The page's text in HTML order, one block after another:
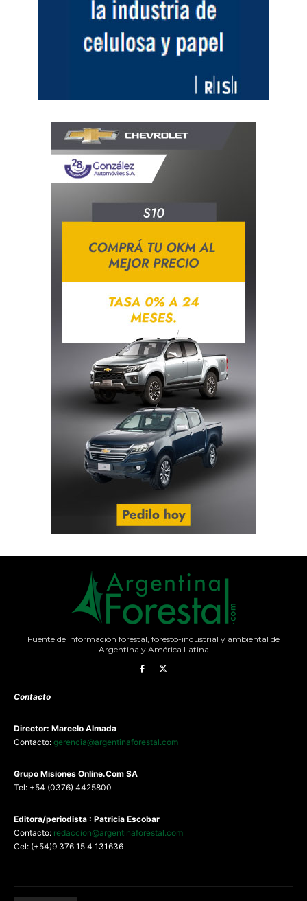
Fuente de información forestal, foresto-industrial y ambiental de
Argentina y América Latina
Contacto
Director: Marcelo Almada
Contacto: gerencia@argentinaforestal.com
Grupo Misiones Online.Com SA
Tel: +54 (0376) 4425800
Editora/periodista : Patricia Escobar
Contacto: redaccion@argentinaforestal.com
Cel: (+54)9 376 15 4 131636